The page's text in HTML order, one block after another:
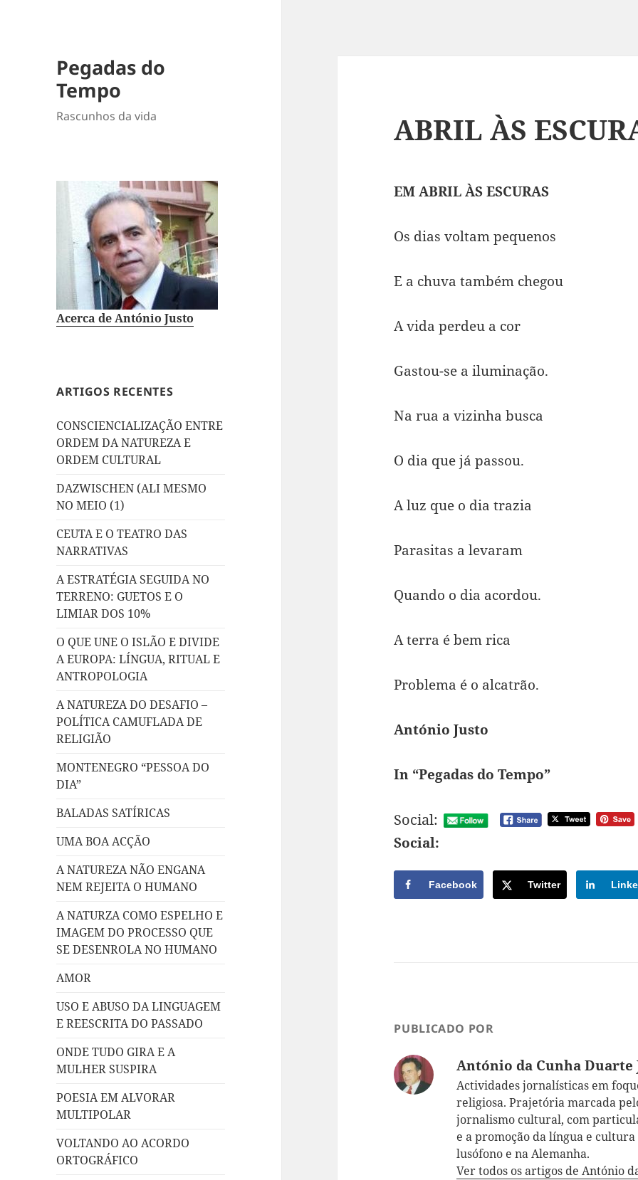
Pegadas do
Tempo
Rascunhos da vida
Acerca de António Justo
ARTIGOS RECENTES
CONSCIENCIALIZAÇÃO ENTRE
ORDEM DA NATUREZA E
ORDEM CULTURAL
DAZWISCHEN (ALI MESMO
NO MEIO (1)
CEUTA E O TEATRO DAS
NARRATIVAS
A ESTRATÉGIA SEGUIDA NO
TERRENO: GUETOS E O
LIMIAR DOS 10%
O QUE UNE O ISLÃO E DIVIDE
A EUROPA: LÍNGUA, RITUAL E
ANTROPOLOGIA
A NATUREZA DO DESAFIO –
POLÍTICA CAMUFLADA DE
RELIGIÃO
MONTENEGRO “PESSOA DO
DIA”
BALADAS SATÍRICAS
UMA BOA ACÇÃO
A NATUREZA NÃO ENGANA
NEM REJEITA O HUMANO
A NATURZA COMO ESPELHO E
IMAGEM DO PROCESSO QUE
SE DESENROLA NO HUMANO
AMOR
USO E ABUSO DA LINGUAGEM
E REESCRITA DO PASSADO
ONDE TUDO GIRA E A
MULHER SUSPIRA
POESIA EM ALVORAR
MULTIPOLAR
VOLTANDO AO ACORDO
ORTOGRÁFICO
ABRIL ÀS
EM ABRIL ÀS ESCURAS
Os dias voltam pequenos
E a chuva também chegou
A vida perdeu a cor
Gastou-se a iluminação.
Na rua a vizinha busca
O dia que já passou.
A luz que o dia trazia
Parasitas a levaram
Quando o dia acordou.
A terra é bem rica
Problema é o alcatrão.
António Justo
In “Pegadas do Tempo”
Social:
Social:
Facebook Twitter
PUBLICADO POR
António da Cunha Duarte
Actividades jornalísticas em
religiosa. Prajetória marcada
jornalismo cultural, com
e a promoção da língua e
lusófono e na Alemanha.
Ver todos os artigos de António